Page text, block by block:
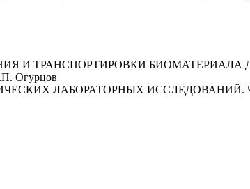
И ТРАНСПОРТИРОВКИ
Огурцов
ЛАБОРАТОРНЫХ ИССЛЕДОВАНИЙ. Часть 4